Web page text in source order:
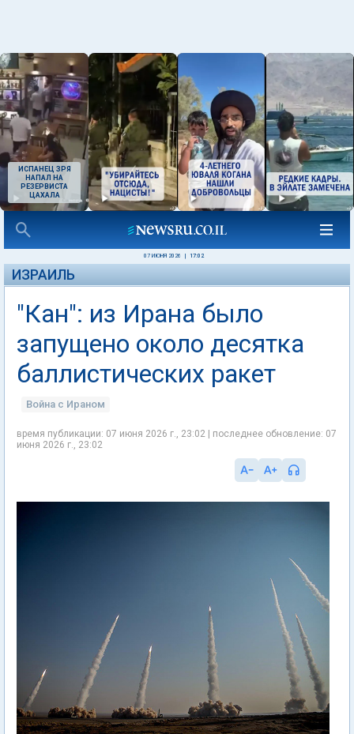
ИСПАНЕЦ ЗРЯ
НАПАЛ НА
РЕЗЕРВИСТА
ЦАХАЛА
07 ИЮНЯ 2026 17:02
ИЗРАИЛЬ
"Кан": из Ирана было
запущено около десятка
баллистических ракет
Война с Ираном
время публикации: 07 июня 2026 г., 23:02 | последнее обновление: 07
июня 2026 г., 23:02